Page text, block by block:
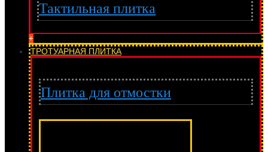
Тактильная плитка
+
ТРОТУАРНАЯ ПЛИТКА
Плитка для отмостки